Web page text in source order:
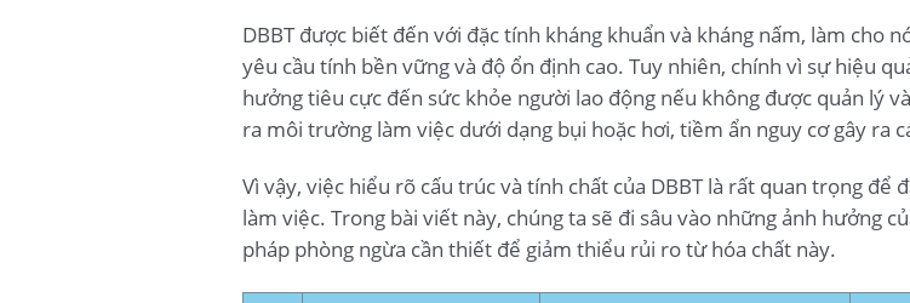
DBBT được biết đến với đặc tính kháng khuẩn và kháng nấm, làm cho
yêu cầu tính bền vững và độ ổn định cao. Tuy nhiên, chính vì sự hiệu
hưởng tiêu cực đến sức khỏe người lao động nếu không được quản lý
ra môi trường làm việc dưới dạng bụi hoặc hơi, tiềm ẩn nguy cơ gây ra
Vì vậy, việc hiểu rõ cấu trúc và tính chất của DBBT là rất quan trọng
làm việc. Trong bài viết này, chúng ta sẽ đi sâu vào những ảnh hưởng
pháp phòng ngừa cần thiết để giảm thiểu rủi ro từ hóa chất này.